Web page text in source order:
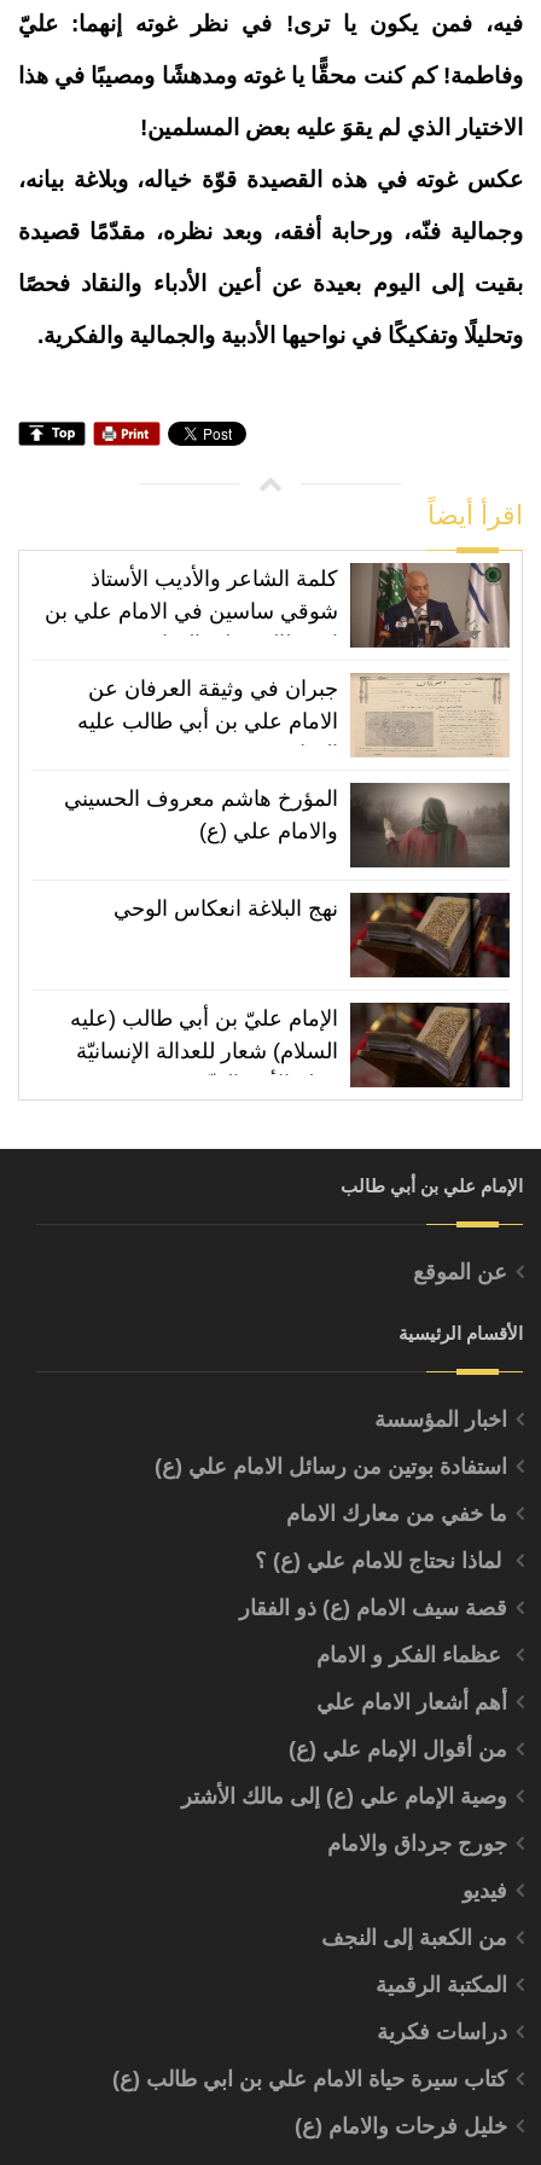
فيه، فمن يكون يا ترى! في نظر غوته إنهما: عليّ
وفاطمة! كم كنت محقًّا يا غوته ومدهشًا ومصيبًا في هذا
الاختيار الذي لم يقوَ عليه بعض المسلمين!
عكس غوته في هذه القصيدة قوّة خياله، وبلاغة بيانه،
وجمالية فنّه، ورحابة أفقه، وبعد نظره، مقدّمًا قصيدة
بقيت إلى اليوم بعيدة عن أعين الأدباء والنقاد فحصًا
وتحليلًا وتفكيكًا في نواحيها الأدبية والجمالية والفكرية.
اقرأ أيضاً
كلمة الشاعر والأديب الأستاذ
شوقي ساسين في الامام علي بن
جبران في وثيقة العرفان عن
الامام علي بن أبي طالب عليه
المؤرخ هاشم معروف الحسيني
والامام علي (ع)
نهج البلاغة انعكاس الوحي
الإمام عليّ بن أبي طالب (عليه
السلام) شعار للعدالة الإنسانيّة
الإمام علي بن أبي طالب
عن الموقع
الأقسام الرئيسية
اخبار المؤسسة
استفادة بوتين من رسائل الامام علي (ع)
ما خفي من معارك الامام
لماذا نحتاج للامام علي (ع) ؟
قصة سيف الامام (ع) ذو الفقار
عظماء الفكر و الامام
أهم أشعار الامام علي
من أقوال الإمام علي (ع)
وصية الإمام علي (ع) إلى مالك الأشتر
جورج جرداق والامام
فيديو
من الكعبة إلى النجف
المكتبة الرقمية
دراسات فكرية
كتاب سيرة حياة الامام علي بن ابي طالب (ع)
خليل فرحات والامام (ع)